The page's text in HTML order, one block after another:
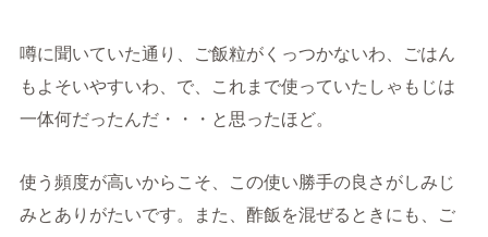
噂に聞いていた通り、ご飯粒がくっつかないわ、ごはん
もよそいやすいわ、で、これまで使っていたしゃもじは
一体何だったんだ・・・と思ったほど。
使う頻度が高いからこそ、この使い勝手の良さがしみじ
みとありがたいです。また、酢飯を混ぜるときにも、ご